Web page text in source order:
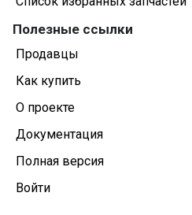
Полезные ссылки
Продавцы
Как купить
О проекте
Документация
Полная версия
Войти